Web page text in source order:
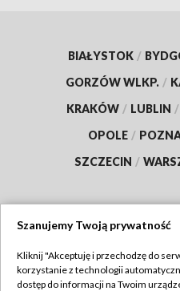
BIAŁYSTOK /
GORZÓW WLKP. /
KRAKÓW / LUBLIN /
OPOLE /
SZCZECIN /
Szanujemy Twoją prywatność
Kliknij "Akceptuję i przechodzę do
korzystanie z technologii
dostęp do informacji na Twoim